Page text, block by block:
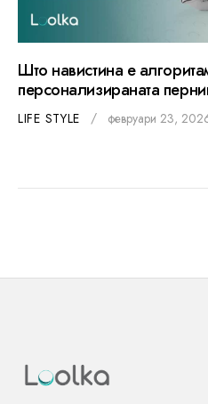
Што навистина е
персонализираната
LIFE STYLE февруари 23,